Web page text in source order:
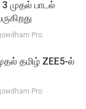
3 முதல் பாடல்
Pro
தமிழ் ZEE5-ல்
Pro